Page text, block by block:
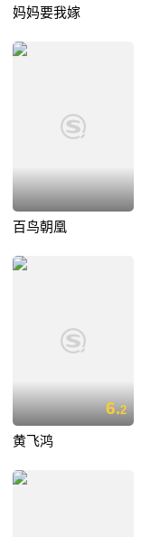
妈妈要我嫁
百鸟朝凰
6.2
黄飞鸿